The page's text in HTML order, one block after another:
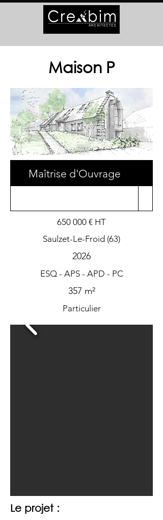
Maison P
Maîtrise d'Ouvrage
650 000 € HT
Saulzet-Le-Froid (63)
2026
ESQ - APS - APD - PC
357 m²
Particulier
Le projet :